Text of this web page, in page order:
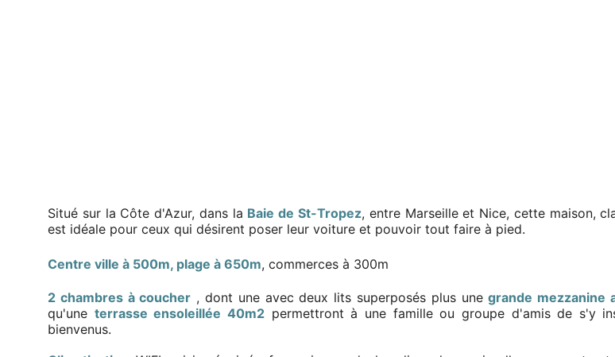
Situé sur la Côte d'Azur, dans la Baie de St-Tropez, entre Marseille et Nice, cette maison,
est idéale pour ceux qui désirent poser leur voiture et pouvoir tout faire à pied.
Centre ville à 500m, plage à 650m, commerces à 300m
2 chambres à coucher , dont une avec deux lits superposés plus unegrande mezzanine
qu'une terrasse ensoleillée 40m2permettront à une famille ou groupe d'amis de s'y
bienvenus.